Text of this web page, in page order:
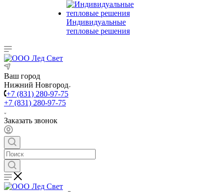
Индивидуальные
тепловые решения
Ваш город
Нижний Новгород
+7 (831) 280-97-75
+7 (831) 280-97-75
Заказать звонок